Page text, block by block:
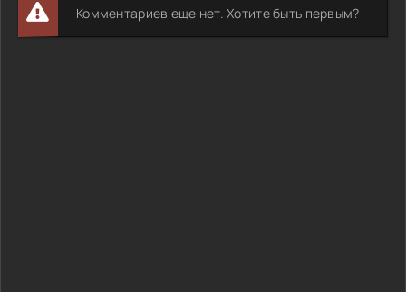
Комментариев еще нет. Хотите быть первым?